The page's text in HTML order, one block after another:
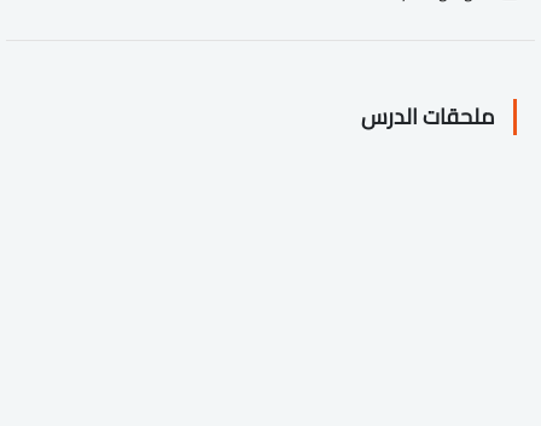
ملحقات الدرس